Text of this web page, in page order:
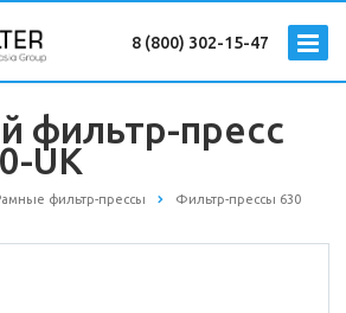
8 (800) 302-15-47
фильтр-пресс
UK
фильтр-прессы Фильтр-прессы 630